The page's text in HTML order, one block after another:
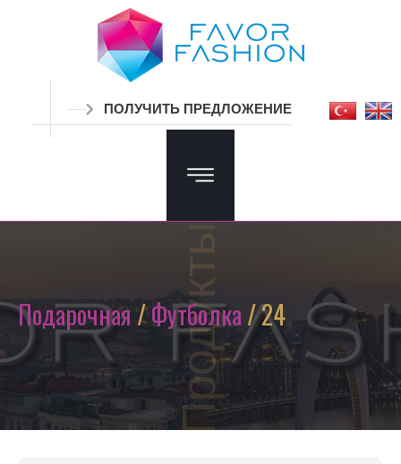
ПОЛУЧИТЬ ПРЕДЛОЖЕНИЕ
Продукты
Подарочная/Футболка/ 24